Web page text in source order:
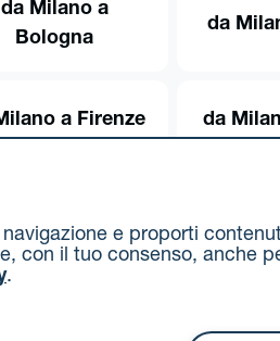
da Milano a
Bologna
da
a Firenze da
e proporti
con il tuo consenso, anche
.